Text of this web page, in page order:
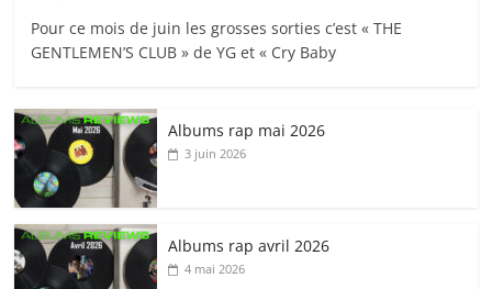
Pour ce mois de juin les grosses sorties c’est « THE
GENTLEMEN’S CLUB » de YG et « Cry Baby
Albums rap mai 2026
3 juin 2026
Albums rap avril 2026
4 mai 2026